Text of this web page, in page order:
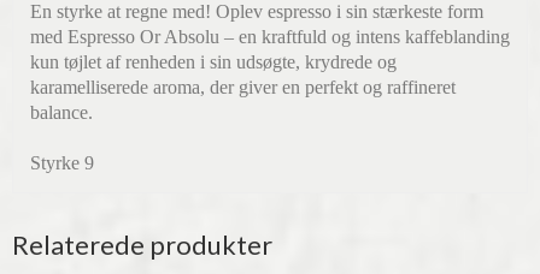
En styrke at regne med! Oplev espresso i sin stærkeste form
med Espresso Or Absolu – en kraftfuld og intens kaffeblanding
kun tøjlet af renheden i sin udsøgte, krydrede og
karamelliserede aroma, der giver en perfekt og raffineret
balance.
Styrke 9
Relaterede produkter